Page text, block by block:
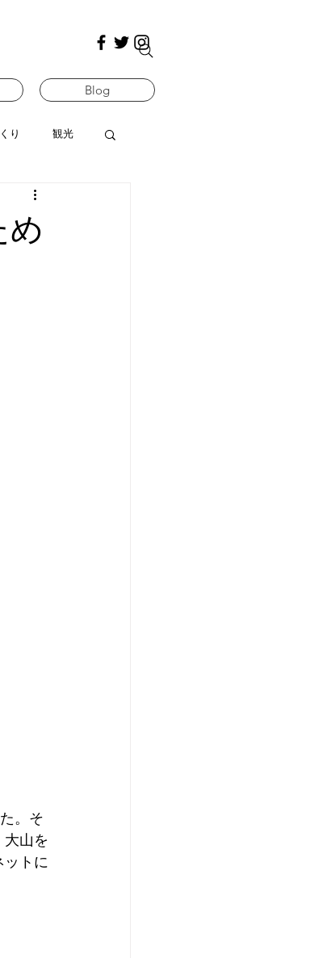
Blog
り 観光
め
。そ
山を
ットに